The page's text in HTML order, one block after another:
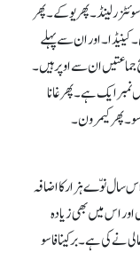
لینڈ۔ پھر یوکے۔ پھر
اور ان سے پہلے
جماعتیں ان سے اوپر ہیں۔
ایک ہے۔ پھر غانا
پھر کیمرون۔
سال نوّے ہزار کا اضافہ
اس میں بھی زیادہ
نے کی ہے۔ برکینا فاسو